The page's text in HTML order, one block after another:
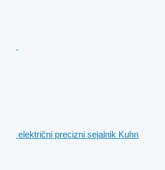
električni precizni sejalnik Kuhn